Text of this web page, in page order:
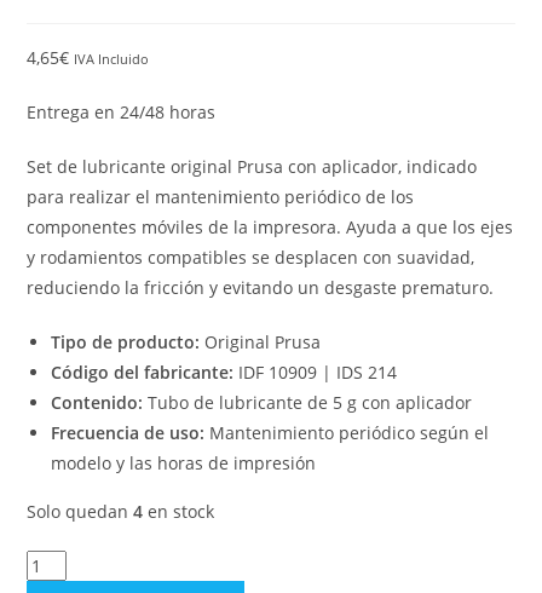
4,65€ IVA Incluido
Entrega en 24/48 horas
Set de lubricante original Prusa con aplicador, indicado
para realizar el mantenimiento periódico de los
componentes móviles de la impresora. Ayuda a que los ejes
y rodamientos compatibles se desplacen con suavidad,
reduciendo la fricción y evitando un desgaste prematuro.
Tipo de producto: Original Prusa
Código del fabricante: IDF 10909 | IDS 214
Contenido: Tubo de lubricante de 5 g con aplicador
Frecuencia de uso: Mantenimiento periódico según el
modelo y las horas de impresión
Solo quedan4 en stock